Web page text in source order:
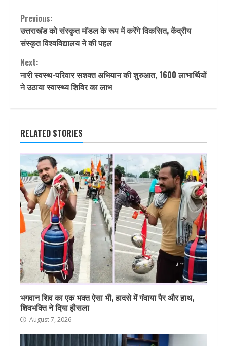
Continue
Reading
Previous:
उत्तराखंड को संस्कृत मॉडल के रूप में करेंगे विकसित, केंद्रीय
संस्कृत विश्वविद्यालय ने की पहल
Next:
नारी स्वस्थ-परिवार सशक्त अभियान की शुरुआत, 1600 लाभार्थियों
ने उठाया स्वास्थ्य शिविर का लाभ
RELATED STORIES
भगवान शिव का एक भक्त ऐसा भी, हादसे में गंवाया पैर और हाथ,
शिवभक्ति ने दिया हौसला
August 7, 2026